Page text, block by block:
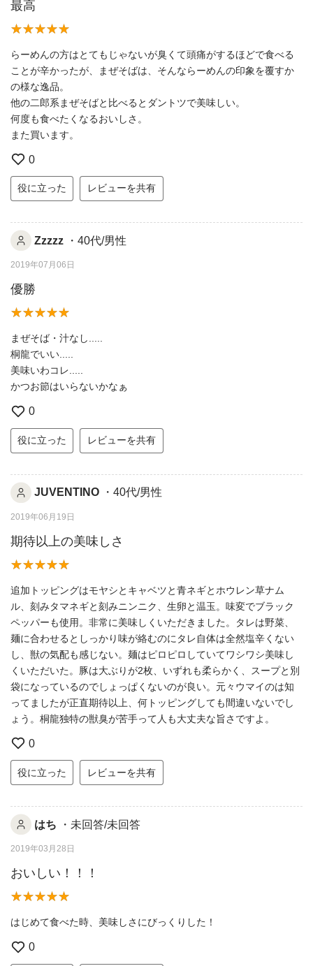
最高
らーめんの方はとてもじゃないが臭くて頭痛がするほどで食べる
ことが辛かったが、まぜそばは、そんならーめんの印象を覆すか
の様な逸品。
他の二郎系まぜそばと比べるとダントツで美味しい。
何度も食べたくなるおいしさ。
また買います。
0
役に立った レビューを共有
Zzzzz ・40代/男性
2019年07月06日
優勝
まぜそば・汁なし.....
桐龍でいい.....
美味いわコレ.....
かつお節はいらないかなぁ
0
役に立った レビューを共有
JUVENTINO ・40代/男性
2019年06月19日
期待以上の美味しさ
追加トッピングはモヤシとキャベツと青ネギとホウレン草ナム
ル、刻みタマネギと刻みニンニク、生卵と温玉。味変でブラック
ペッパーも使用。非常に美味しくいただきました。タレは野菜、
麺に合わせるとしっかり味が絡むのにタレ自体は全然塩辛くない
し、獣の気配も感じない。麺はピロピロしていてワシワシ美味し
くいただいた。豚は大ぶりが2枚、いずれも柔らかく、スープと別
袋になっているのでしょっぱくないのが良い。元々ウマイのは知
ってましたが正直期待以上、何トッピングしても間違いないでし
ょう。桐龍独特の獣臭が苦手って人も大丈夫な旨さですよ。
0
役に立った レビューを共有
はち ・未回答/未回答
2019年03月28日
おいしい！！！
はじめて食べた時、美味しさにびっくりした！
0